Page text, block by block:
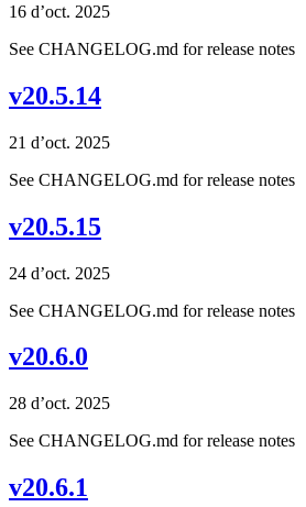
16 d’oct. 2025
See CHANGELOG.md for release notes
v20.5.14
21 d’oct. 2025
See CHANGELOG.md for release notes
v20.5.15
24 d’oct. 2025
See CHANGELOG.md for release notes
v20.6.0
28 d’oct. 2025
See CHANGELOG.md for release notes
v20.6.1